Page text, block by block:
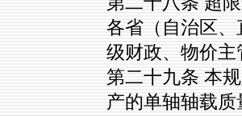
各省（自治区
级财政、物价
第二十九条 本
产的单轴轴载